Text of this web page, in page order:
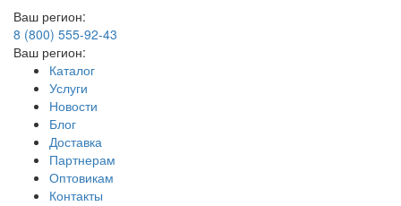
Ваш регион:
8 (800) 555-92-43
Ваш регион:
Каталог
Услуги
Новости
Блог
Доставка
Партнерам
Оптовикам
Контакты